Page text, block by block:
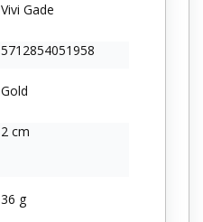
Vivi Gade
5712854051958
Gold
2 cm
36 g